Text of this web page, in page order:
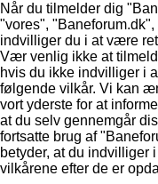
Når du tilmelder dig
"vores",
indvilliger du i at være
Vær venlig ikke at
hvis du ikke indvilliger i
følgende vilkår. Vi kan
vort yderste for at
at du selv gennemgår
fortsatte brug af
betyder, at du indvilliger
vilkårene efter de er